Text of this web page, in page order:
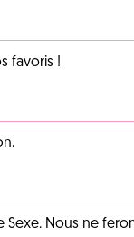
favoris !
Sexe. Nous ne